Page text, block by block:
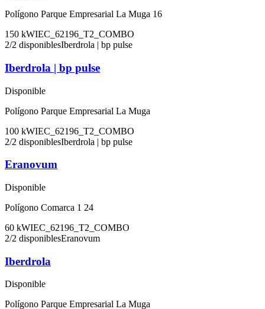
Polígono Parque Empresarial La Muga 16
150 kWIEC_62196_T2_COMBO
2/2 disponiblesIberdrola | bp pulse
Iberdrola | bp pulse
Disponible
Polígono Parque Empresarial La Muga
100 kWIEC_62196_T2_COMBO
2/2 disponiblesIberdrola | bp pulse
Eranovum
Disponible
Polígono Comarca 1 24
60 kWIEC_62196_T2_COMBO
2/2 disponiblesEranovum
Iberdrola
Disponible
Polígono Parque Empresarial La Muga